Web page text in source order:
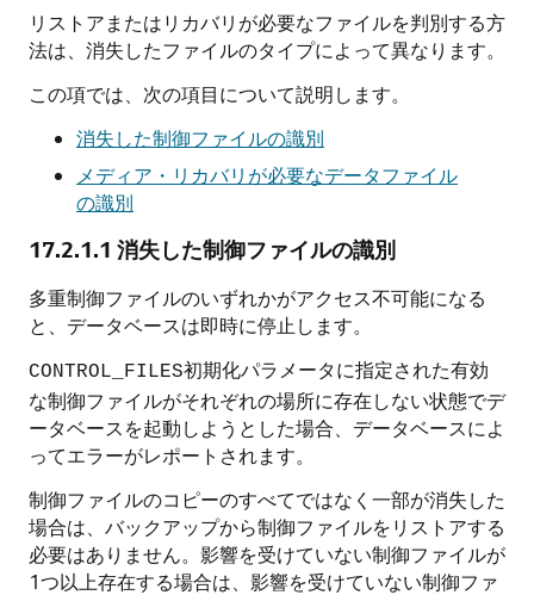
リストアまたはリカバリが必要なファイルを判別する方
法は、消失したファイルのタイプによって異なります。
この項では、次の項目について説明します。
消失した制御ファイルの識別
メディア・リカバリが必要なデータファイル
の識別
17.2.1.1 消失した制御ファイルの識別
多重制御ファイルのいずれかがアクセス不可能になる
と、データベースは即時に停止します。
CONTROL_FILES初期化パラメータに指定された有効
な制御ファイルがそれぞれの場所に存在しない状態でデ
ータベースを起動しようとした場合、データベースによ
ってエラーがレポートされます。
制御ファイルのコピーのすべてではなく一部が消失した
場合は、バックアップから制御ファイルをリストアする
必要はありません。影響を受けていない制御ファイルが
1つ以上存在する場合は、影響を受けていない制御ファ